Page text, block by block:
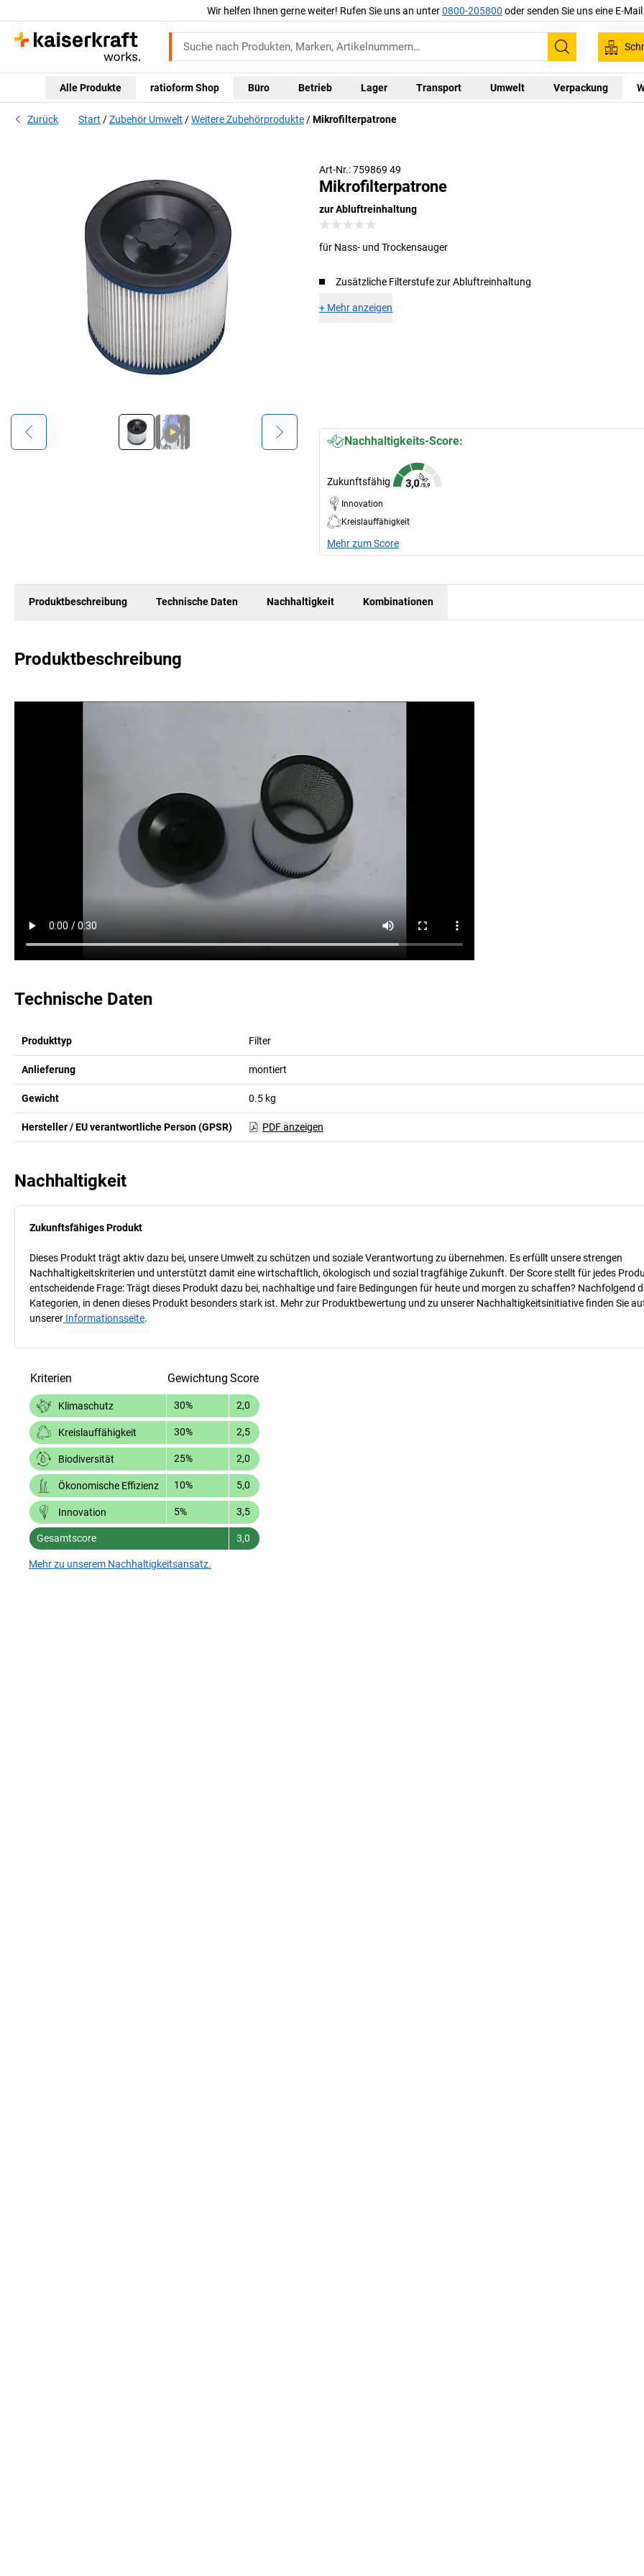
Wir helfen Ihnen gerne weiter! Rufen Sie uns an unter0800-205800 oder senden Sie uns eine E-
Suchen
Alle Produkte ratioform Shop Büro Betrieb Lager Transport Umwelt Verpackung
Zurück Start Zubehör Umwelt Weitere Zubehörprodukte Mikrofilterpatrone
Art-Nr.: 759869 49
Mikrofilterpatrone
zur Abluftreinhaltung
für Nass- und Trockensauger
Zusätzliche Filterstufe zur Abluftreinhaltung
+ Mehr anzeigen
Nachhaltigkeits-Score:
Zukunftsfähig
Innovation
Kreislauffähigkeit
Mehr zum Score
Produktbeschreibung Technische Daten Nachhaltigkeit Kombinationen
Produktbeschreibung
Technische Daten
Produkttyp Filter
Anlieferung montiert
Gewicht 0.5 kg
Hersteller / EU verantwortliche Person (GPSR) PDF anzeigen
Nachhaltigkeit
Zukunftsfähiges Produkt
Dieses Produkt trägt aktiv dazu bei, unsere Umwelt zu schützen und soziale Verantwortung zu übernehmen. Es erfüllt unsere strengen
Nachhaltigkeitskriterien und unterstützt damit eine wirtschaftlich, ökologisch und sozial tragfähige Zukunft. Der Score stellt für jedes
entscheidende Frage: Trägt dieses Produkt dazu bei, nachhaltige und faire Bedingungen für heute und morgen zu schaffen? Nachfolgend
Kategorien, in denen dieses Produkt besonders stark ist. Mehr zur Produktbewertung und zu unserer Nachhaltigkeitsinitiative finden Sie
unserer Informationsseite.
Kriterien Gewichtung Score
Klimaschutz 30% 2,0
Kreislauffähigkeit 30% 2,5
Biodiversität 25% 2,0
Ökonomische Effizienz 10% 5,0
Innovation 5% 3,5
Gesamtscore 3,0
Mehr zu unserem Nachhaltigkeitsansatz.